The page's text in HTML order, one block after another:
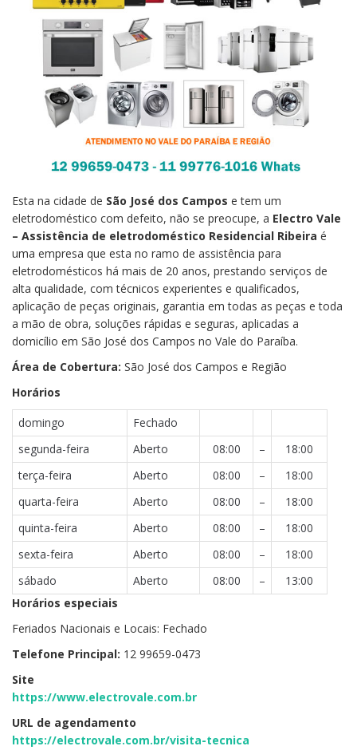
Esta na cidade de São José dos Campos e tem um
eletrodoméstico com defeito, não se preocupe, a Electro Vale
– Assistência de eletrodoméstico Residencial Ribeira é
uma empresa que esta no ramo de assistência para
eletrodomésticos há mais de 20 anos, prestando serviços de
alta qualidade, com técnicos experientes e qualificados,
aplicação de peças originais, garantia em todas as peças e toda
a mão de obra, soluções rápidas e seguras, aplicadas a
domicílio em São José dos Campos no Vale do Paraíba.
Área de Cobertura: São José dos Campos e Região
Horários
domingo
Fechado
segunda-feira
Aberto 08:00 –
18:00
terça-feira
Aberto 08:00 –
18:00
quarta-feira
Aberto 08:00 –
18:00
quinta-feira
Aberto 08:00 –
18:00
sexta-feira
Aberto 08:00 –
18:00
sábado
Aberto 08:00 –
13:00
Horários especiais
Feriados Nacionais e Locais: Fechado
Telefone Principal: 12 99659-0473
Site
https://www.electrovale.com.br
URL de agendamento
https://electrovale.com.br/visita-tecnica